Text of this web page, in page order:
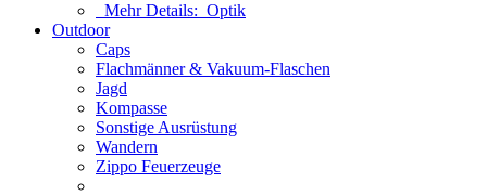
Mehr Details: Optik
Outdoor
Caps
Flachmänner & Vakuum-Flaschen
Jagd
Kompasse
Sonstige Ausrüstung
Wandern
Zippo Feuerzeuge